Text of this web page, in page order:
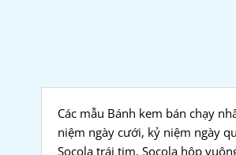
Các mẫu Bánh kem bán chạy
niệm ngày cưới, kỷ niệm ngày
Socola trái tim, Socola hộp